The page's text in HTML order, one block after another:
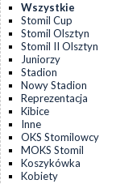
Wszystkie
Stomil Cup
Stomil Olsztyn
Stomil II Olsztyn
Juniorzy
Stadion
Nowy Stadion
Reprezentacja
Kibice
Inne
OKS Stomilowcy
MOKS Stomil
Koszykówka
Kobiety